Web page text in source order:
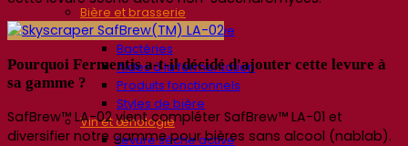
Bière et brasserie
Levure sèche active
Bactéries
Aides à la fermentation
Produits fonctionnels
Styles de bière
Vin et œnologie
Levure sèche active
Pourquoi Fermentis a-t-il décidé d'ajouter cette levure à
sa gamme ?
SafBrew™ LA-02 vient compléter SafBrew™ LA-01 et
diversifier notre gamme pour bières sans alcool (nablab).